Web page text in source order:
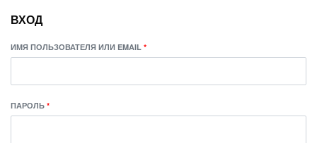
ВХОД
ИМЯ ПОЛЬЗОВАТЕЛЯ ИЛИ EMAIL *
ПАРОЛЬ *